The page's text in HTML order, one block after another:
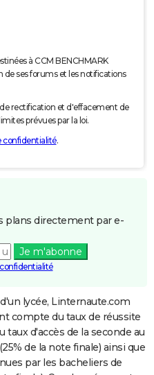
à CCM BENCHMARK
de ses forums et les notifications
rectification et d'effacement de
prévues par la loi.
confidentialité.
plans directement par e-
Je m'abonne
lycée, Linternaute.com
compte du taux de réussite
taux d'accès de la seconde au
de la note finale) ainsi que
par les bacheliers de